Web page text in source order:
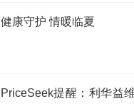
健康守护 情暖临夏
PriceSeek提醒：利华益